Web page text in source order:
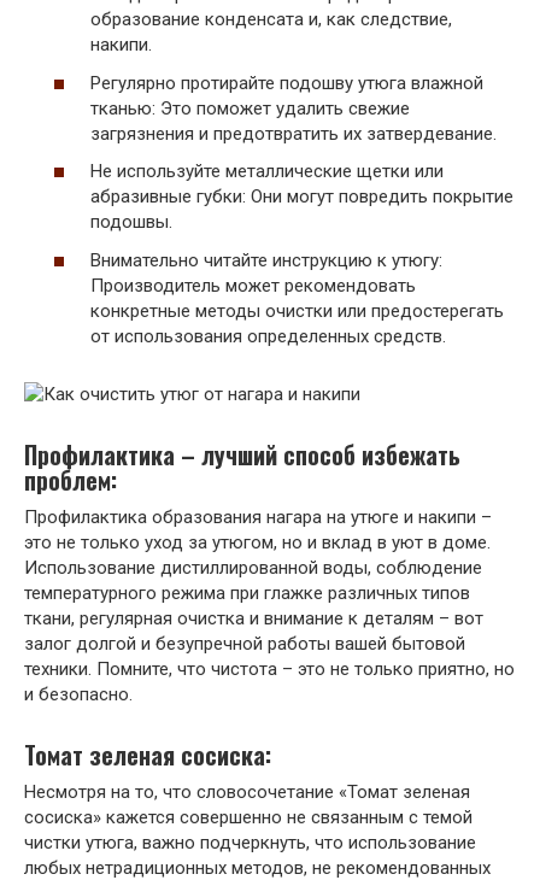
образование конденсата и, как следствие,
накипи.
Регулярно протирайте подошву утюга влажной
тканью: Это поможет удалить свежие
загрязнения и предотвратить их затвердевание.
Не используйте металлические щетки или
абразивные губки: Они могут повредить покрытие
подошвы.
Внимательно читайте инструкцию к утюгу:
Производитель может рекомендовать
конкретные методы очистки или предостерегать
от использования определенных средств.
Профилактика – лучший способ избежать
проблем:
Профилактика образования нагара на утюге и накипи –
это не только уход за утюгом, но и вклад в уют в доме.
Использование дистиллированной воды, соблюдение
температурного режима при глажке различных типов
ткани, регулярная очистка и внимание к деталям – вот
залог долгой и безупречной работы вашей бытовой
техники. Помните, что чистота – это не только приятно, но
и безопасно.
Томат зеленая сосиска:
Несмотря на то, что словосочетание «Томат зеленая
сосиска» кажется совершенно не связанным с темой
чистки утюга, важно подчеркнуть, что использование
любых нетрадиционных методов, не рекомендованных